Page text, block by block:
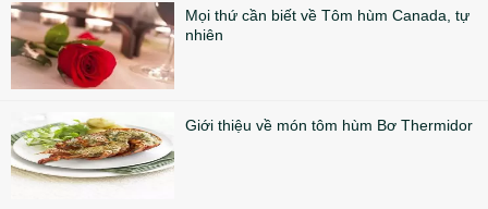
Mọi thứ cần biết về Tôm hùm Canada, tự
nhiên
Giới thiệu về món tôm hùm Bơ Thermidor